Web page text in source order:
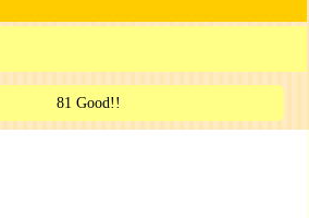
81 Good!!